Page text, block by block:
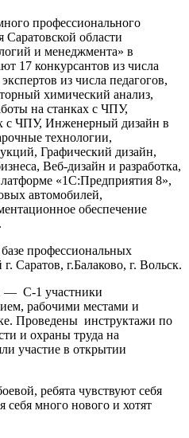
профессионального
Саратовской области
и менеджмента» в
17 конкурсантов из числа
из числа педагогов,
химический анализ,
на станках с ЧПУ,
с ЧПУ, Инженерный дизайн в
технологии,
Графический дизайн,
Веб-дизайн и разработка,
«1С:Предприятия 8»,
автомобилей,
обеспечение
профессиональных
Саратов, г.Балаково, г. Вольск.
— С-1 участники
рабочими местами и
Проведены инструктажи по
и охраны труда на
участие в открытии
ребята чувствуют себя
себя много нового и хотят